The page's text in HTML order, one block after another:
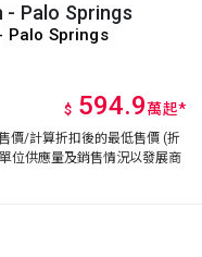
- Palo Springs
Palo Springs
$ 594.9萬起*
價/計算折扣後的最低售價 (折
位供應量及銷售情況以發展商